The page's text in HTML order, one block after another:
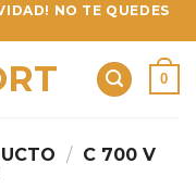
NO TE QUEDES
0
/ C 700 V